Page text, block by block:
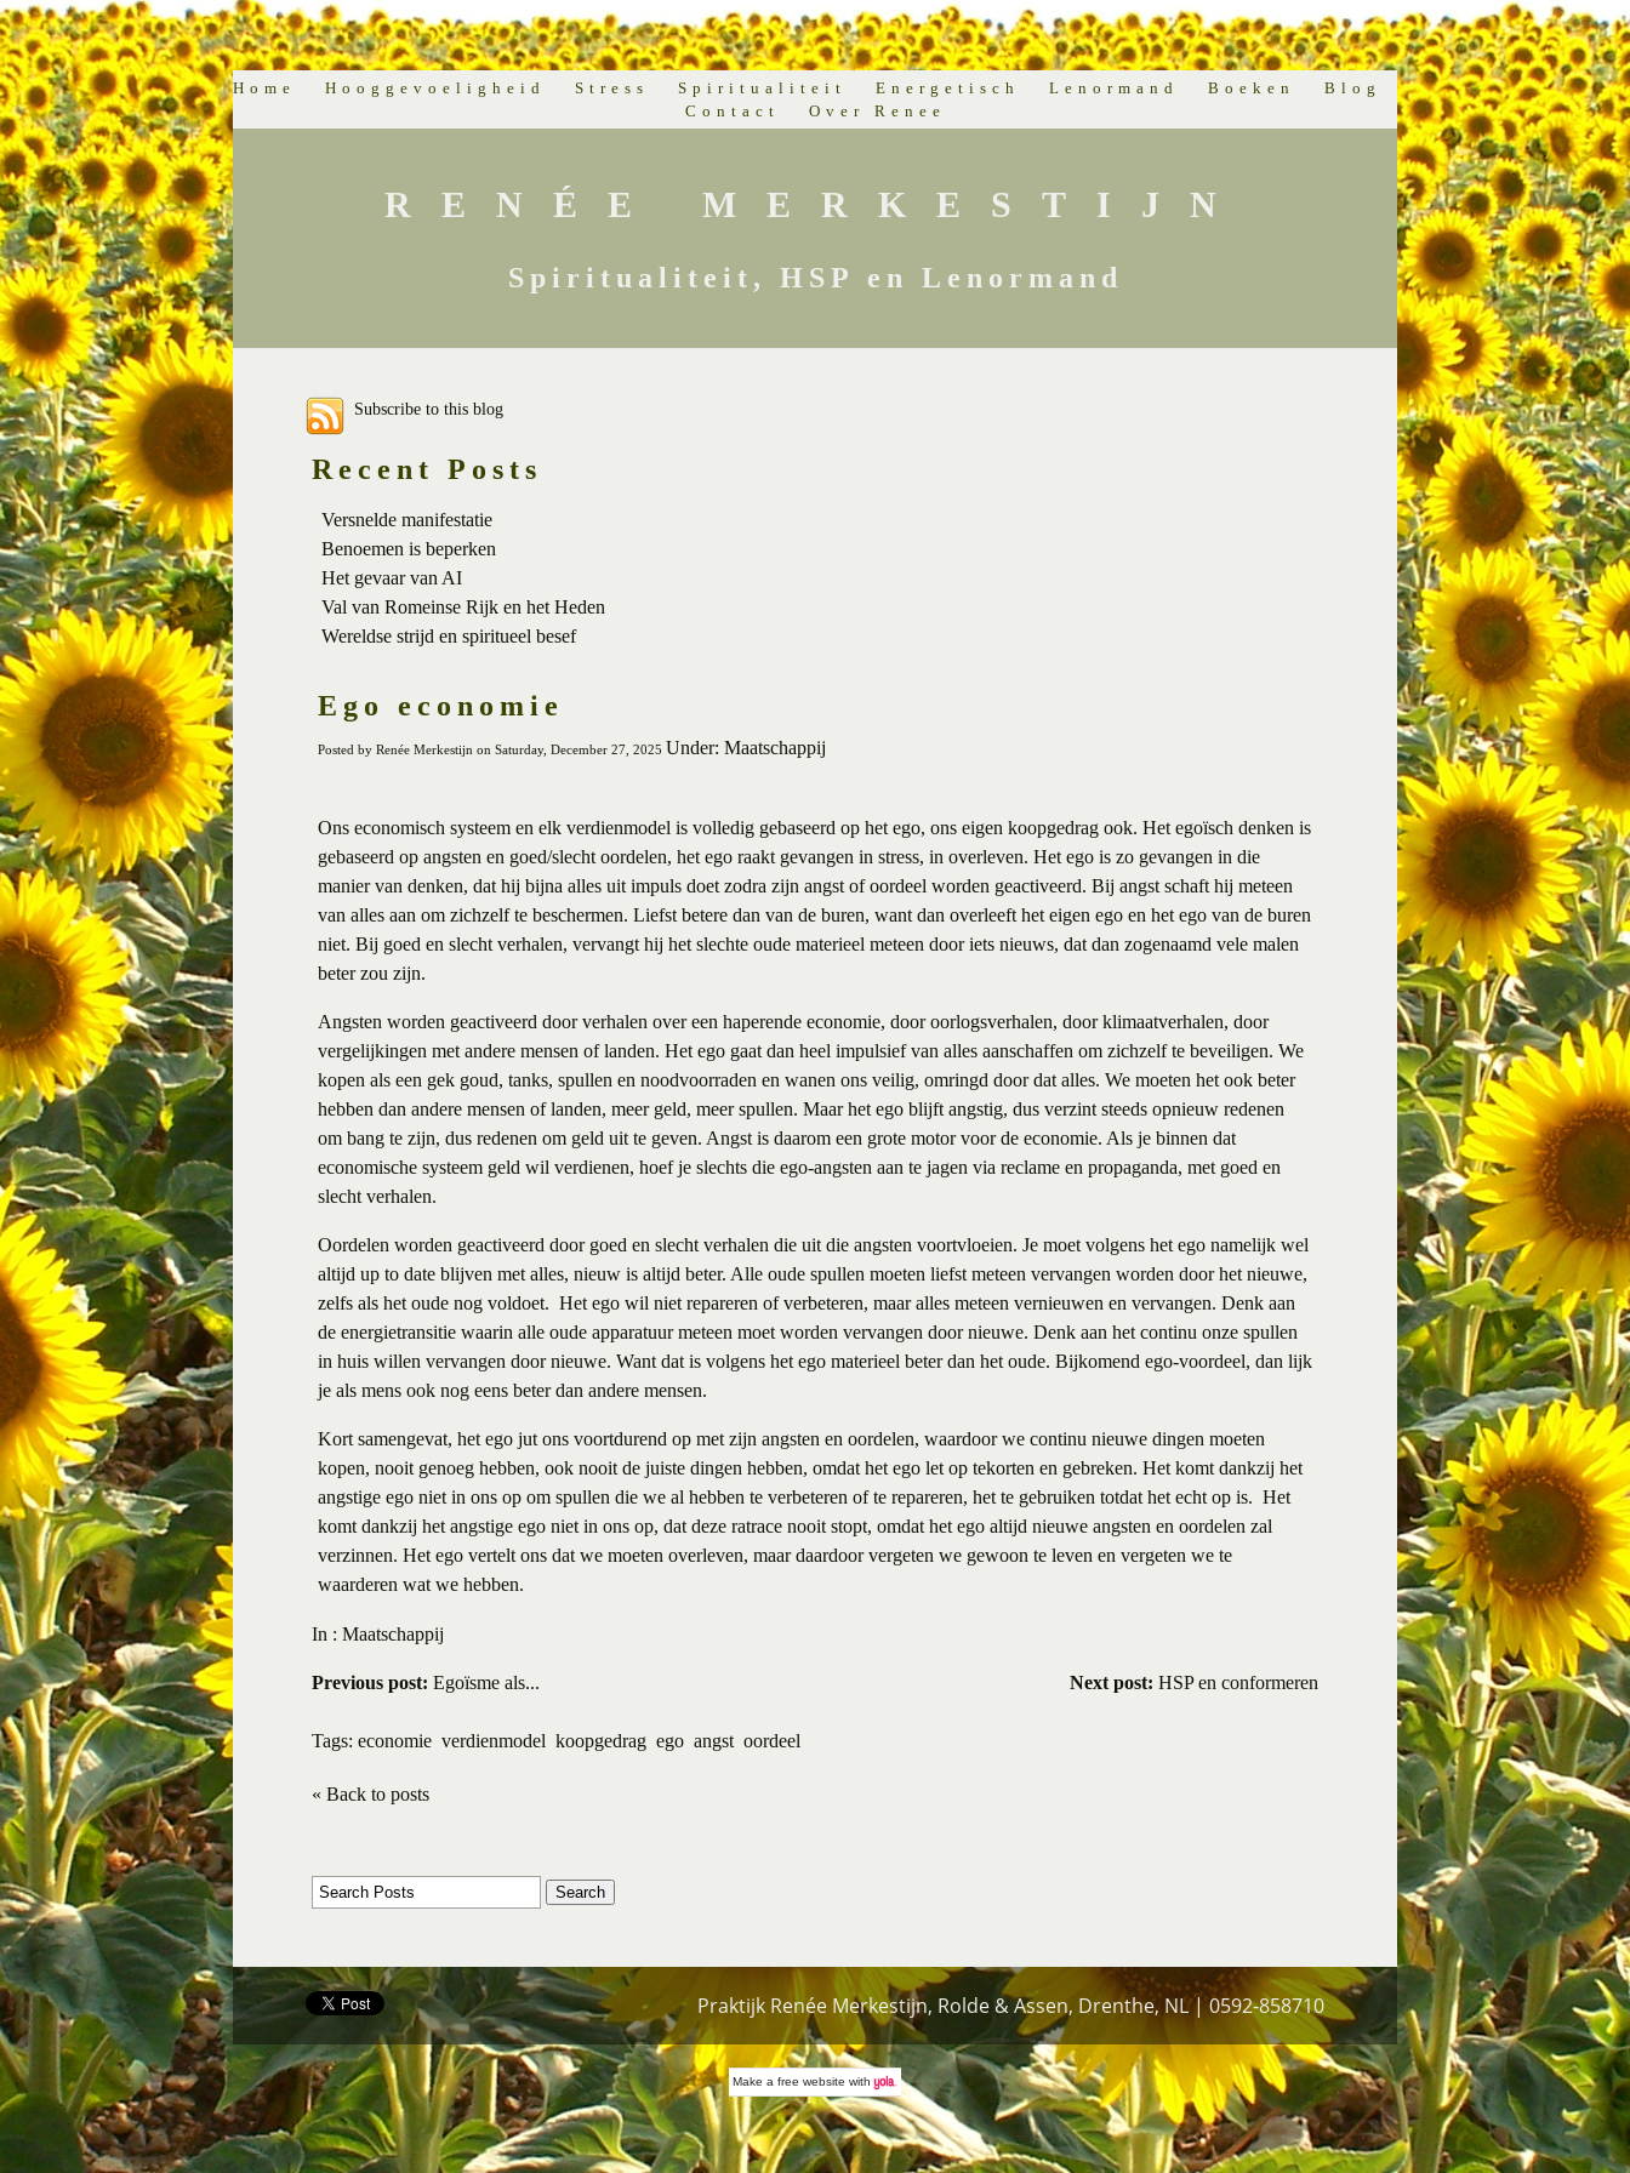
Home Hooggevoeligheid Stress Spiritualiteit Energetisch Lenormand Boeken
Blog
Contact
Over Renee
RENÉE MERKESTIJN
Spiritualiteit, HSP en Lenormand
Subscribe to this blog
Recent Posts
Versnelde manifestatie
Benoemen is beperken
Het gevaar van AI
Val van Romeinse Rijk en het Heden
Wereldse strijd en spiritueel besef
Ego economie
Posted by Renée Merkestijn on Saturday, December 27, 2025 Under: Maatschappij
Ons economisch systeem en elk verdienmodel is volledig gebaseerd op het ego, ons eigen koopgedrag ook. Het egoïsch denken is
gebaseerd op angsten en goed/slecht oordelen, het ego raakt gevangen in stress, in overleven. Het ego is zo gevangen in die
manier van denken, dat hij bijna alles uit impuls doet zodra zijn angst of oordeel worden geactiveerd. Bij angst schaft hij meteen
van alles aan om zichzelf te beschermen. Liefst betere dan van de buren, want dan overleeft het eigen ego en het ego van de buren
niet. Bij goed en slecht verhalen, vervangt hij het slechte oude materieel meteen door iets nieuws, dat dan zogenaamd vele malen
beter zou zijn.
Angsten worden geactiveerd door verhalen over een haperende economie, door oorlogsverhalen, door klimaatverhalen, door
vergelijkingen met andere mensen of landen. Het ego gaat dan heel impulsief van alles aanschaffen om zichzelf te beveiligen. We
kopen als een gek goud, tanks, spullen en noodvoorraden en wanen ons veilig, omringd door dat alles. We moeten het ook beter
hebben dan andere mensen of landen, meer geld, meer spullen. Maar het ego blijft angstig, dus verzint steeds opnieuw redenen
om bang te zijn, dus redenen om geld uit te geven. Angst is daarom een grote motor voor de economie. Als je binnen dat
economische systeem geld wil verdienen, hoef je slechts die ego-angsten aan te jagen via reclame en propaganda, met goed en
slecht verhalen.
Oordelen worden geactiveerd door goed en slecht verhalen die uit die angsten voortvloeien. Je moet volgens het ego namelijk wel
altijd up to date blijven met alles, nieuw is altijd beter. Alle oude spullen moeten liefst meteen vervangen worden door het nieuwe,
zelfs als het oude nog voldoet. Het ego wil niet repareren of verbeteren, maar alles meteen vernieuwen en vervangen. Denk aan
de energietransitie waarin alle oude apparatuur meteen moet worden vervangen door nieuwe. Denk aan het continu onze spullen
in huis willen vervangen door nieuwe. Want dat is volgens het ego materieel beter dan het oude. Bijkomend ego-voordeel, dan lijk
je als mens ook nog eens beter dan andere mensen.
Kort samengevat, het ego jut ons voortdurend op met zijn angsten en oordelen, waardoor we continu nieuwe dingen moeten
kopen, nooit genoeg hebben, ook nooit de juiste dingen hebben, omdat het ego let op tekorten en gebreken. Het komt dankzij het
angstige ego niet in ons op om spullen die we al hebben te verbeteren of te repareren, het te gebruiken totdat het echt op is. Het
komt dankzij het angstige ego niet in ons op, dat deze ratrace nooit stopt, omdat het ego altijd nieuwe angsten en oordelen zal
verzinnen. Het ego vertelt ons dat we moeten overleven, maar daardoor vergeten we gewoon te leven en vergeten we te
waarderen wat we hebben.
In : Maatschappij
Next post: HSP en conformeren
Previous post: Egoïsme als...
Tags: economie verdienmodel koopgedrag ego angst oordeel
« Back to posts
Praktijk Renée Merkestijn, Rolde & Assen, Drenthe, NL | 0592-858710
Make afree website with